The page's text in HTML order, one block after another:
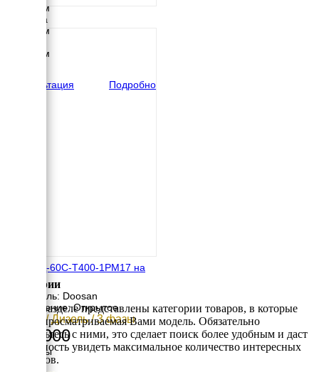
2100 мм
Ширина
1053 мм
1602 мм
Консультация
Подробно
ТСС АД-60С-Т400-1РМ17 на
Двигатель: Doosan
Исполнение: Открытое
60 кВт / Дизель / 3 фазы
836 000
Размеры
Категории
В этом разделе представлены категории товаров, в которые
входит просматриваемая Вами модель. Обязательно
ознакомьтесь с ними, это сделает поиск более удобным и даст
возможность увидеть максимальное количество интересных
вариантов.